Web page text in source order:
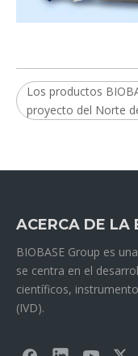
Los productos
proyecto del Norte
ACERCA DE LA
BIOBASE Group es
se centra en el
científicos,
(IVD).